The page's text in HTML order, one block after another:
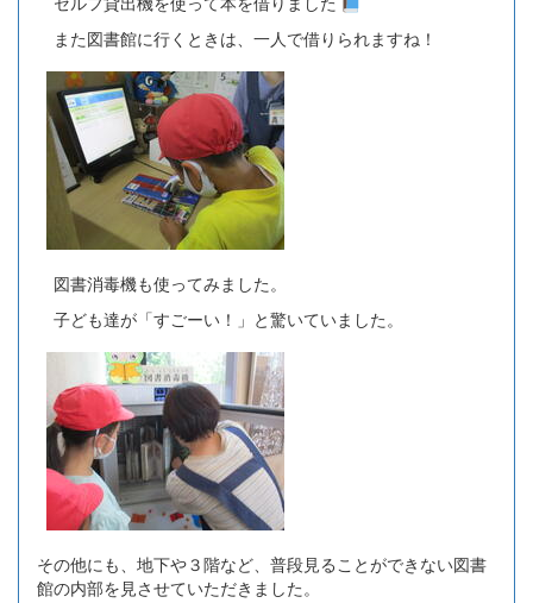
また図書館に行くときは、一人で借りられますね！
図書消毒機も使ってみました。
子ども達が「すごーい！」と驚いていました。
その他にも、地下や３階など、普段見ることができない図書
館の内部を見させていただきました。